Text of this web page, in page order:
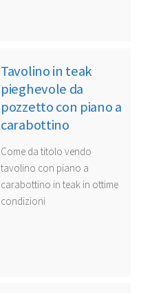
Tavolino in teak
pieghevole da
pozzetto con piano a
carabottino
Come da titolo vendo
tavolino con piano a
carabottino in teak in ottime
condizioni